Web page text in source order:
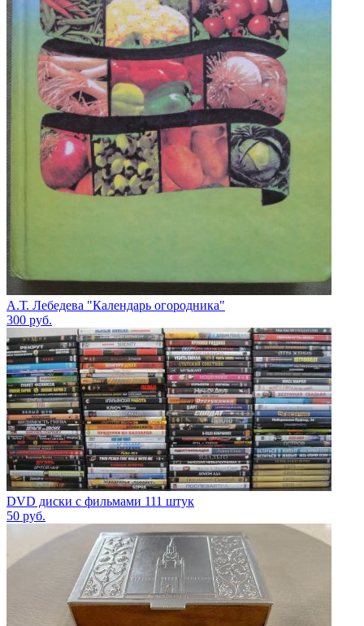
А.Т. Лебедева "Календарь огородника"
300 руб.
DVD диски с фильмами 111 штук
50 руб.